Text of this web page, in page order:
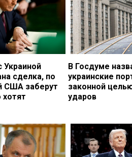
Украиной
сделка, по
США заберут
хотят
В Госдуме
украинские
законной
ударов